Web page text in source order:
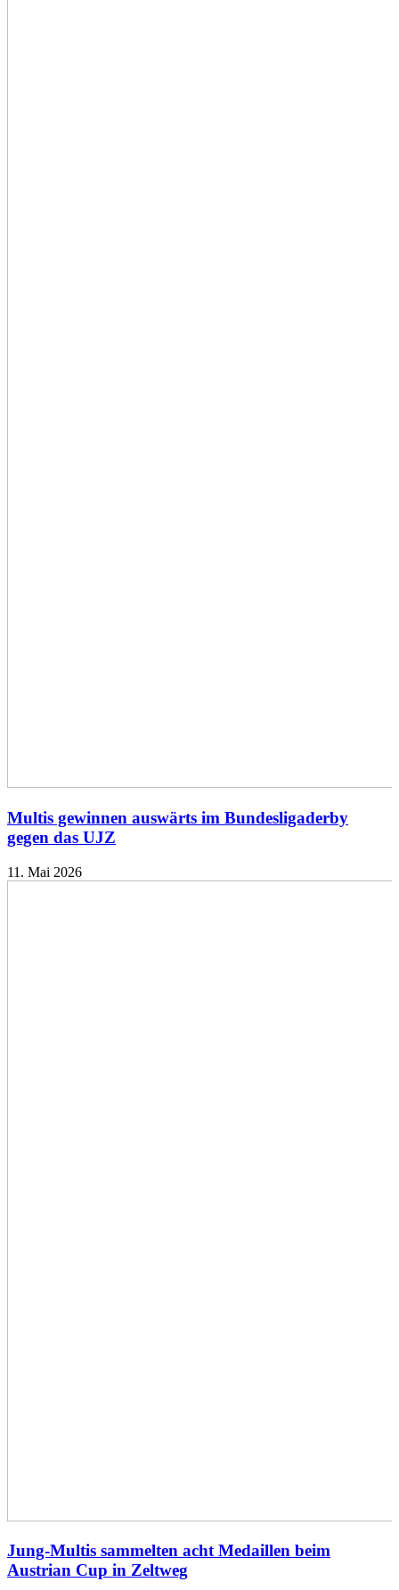
Multis gewinnen auswärts im Bundesligaderby
gegen das UJZ
11. Mai 2026
Jung-Multis sammelten acht Medaillen beim
Austrian Cup in Zeltweg